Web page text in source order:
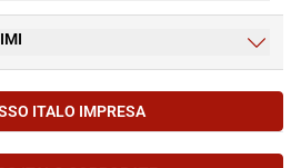
ITALO IMPRESA
(SI APRE IN UNA NUOVA SCHEDA)